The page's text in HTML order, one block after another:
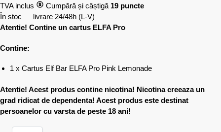
TVA inclus
Cumpără și câștigă 19 puncte
În stoc — livrare 24/48h (L-V)
Atentie! Contine un cartus ELFA Pro
Contine:
1 x Cartus Elf Bar ELFA Pro Pink Lemonade
Atentie! Acest produs contine nicotina! Nicotina creeaza un
grad ridicat de dependenta! Acest produs este destinat
persoanelor cu varsta de peste 18 ani!